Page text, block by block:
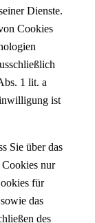
Dienste.
Cookies
1 lit. a
ist
Sie über das
nur
für
das
des